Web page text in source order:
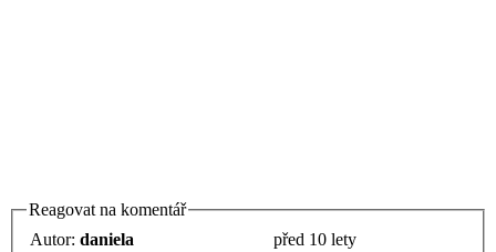
Reagovat na komentář
Autor: daniela
před 10 lety